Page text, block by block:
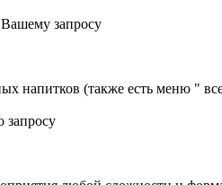
запросу
напитков (также есть меню "
запросу